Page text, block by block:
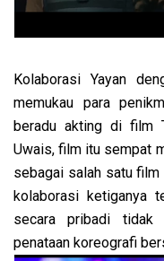
Kolaborasi Yayan
memukau para
beradu akting di film
Uwais, film itu sempat
sebagai salah satu
kolaborasi ketiganya
secara pribadi tidak
penataan koreografi